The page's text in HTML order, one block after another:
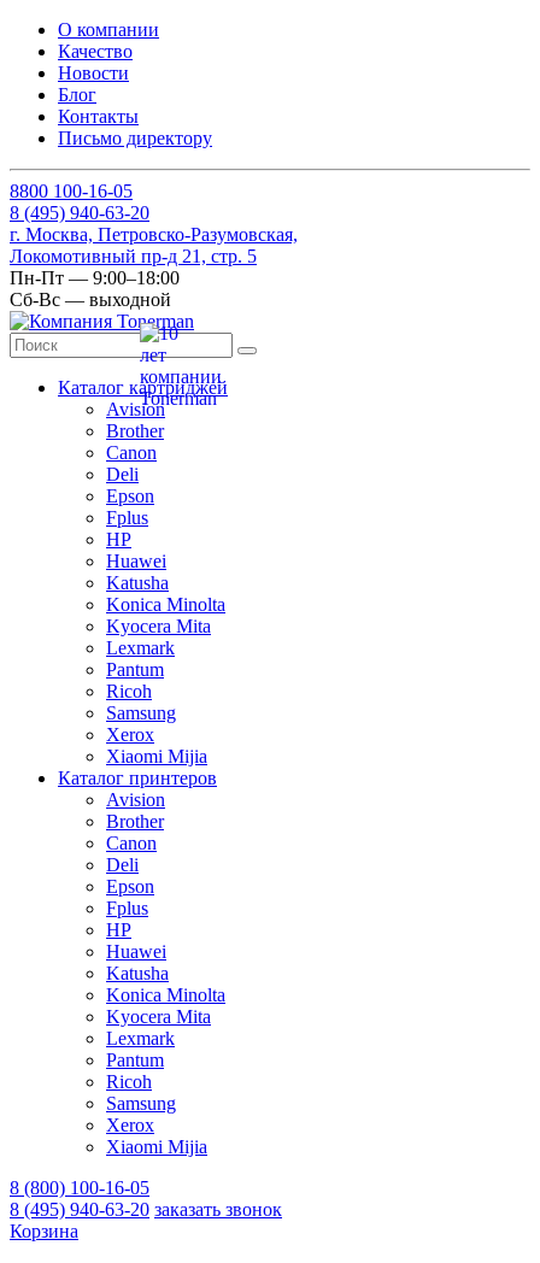
О компании
Качество
Новости
Блог
Контакты
Письмо директору
8800 100-16-05
8 (495) 940-63-20
г. Москва, Петровско-Разумовская,
Локомотивный пр-д 21, стр. 5
Пн-Пт — 9:00–18:00
Сб-Вс — выходной
Каталог картриджей
Avision
Brother
Canon
Deli
Epson
Fplus
HP
Huawei
Katusha
Konica Minolta
Kyocera Mita
Lexmark
Pantum
Ricoh
Samsung
Xerox
Xiaomi Mijia
Каталог принтеров
Avision
Brother
Canon
Deli
Epson
Fplus
HP
Huawei
Katusha
Konica Minolta
Kyocera Mita
Lexmark
Pantum
Ricoh
Samsung
Xerox
Xiaomi Mijia
8 (800) 100-16-05
8 (495) 940-63-20 заказать звонок
Корзина